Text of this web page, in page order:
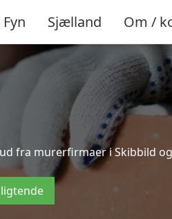
Fyn Sjælland Om /
fra murerfirmaer i Skibbild